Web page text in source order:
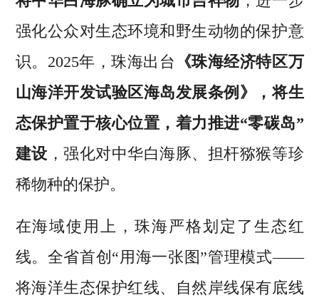
强化公众对生态环境和野生动物的保护意
识。2025年，珠海出台 《珠海经济特区万
山海洋开发试验区海岛发展条例》，将生
态保护置于核心位置，着力推进“零碳岛”
建设 ，强化对中华白海豚、担杆猕猴等珍
稀物种的保护。
在海域使用上，珠海严格划定了生态红
线。全省首创“用海一张图”管理模式——
将海洋生态保护红线、自然岸线保有底线